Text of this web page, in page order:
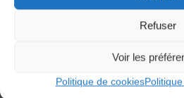
Refuser
Voir les
Politique de cookies